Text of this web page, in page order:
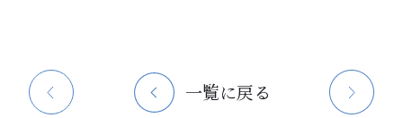
一覧に戻る